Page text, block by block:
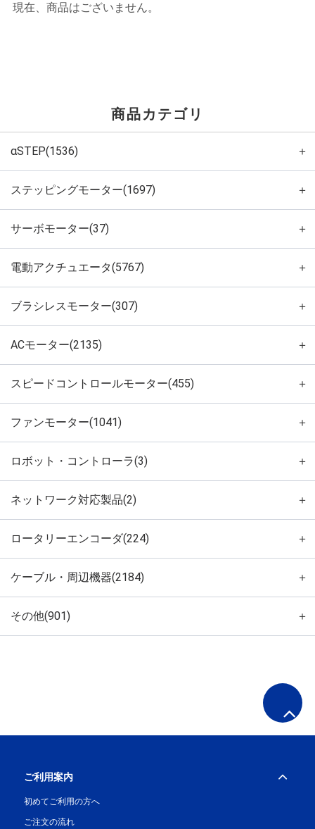
現在、商品はございません。
商品カテゴリ
αSTEP(1536) ＋
ステッピングモーター(1697) ＋
サーボモーター(37) ＋
電動アクチュエータ(5767) ＋
ブラシレスモーター(307) ＋
ACモーター(2135) ＋
スピードコントロールモーター(455) ＋
ファンモーター(1041) ＋
ロボット・コントローラ(3) ＋
ネットワーク対応製品(2) ＋
ロータリーエンコーダ(224) ＋
ケーブル・周辺機器(2184) ＋
その他(901) ＋
ご利用案内
初めてご利用の方へ
ご注文の流れ